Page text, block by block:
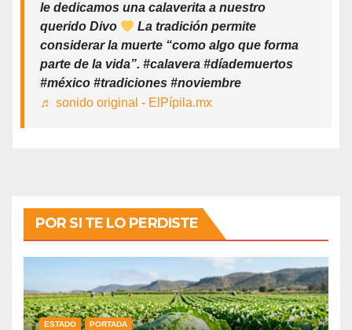
le dedicamos una calaverita a nuestro
querido Divo
La tradición permite
considerar la muerte “como algo que forma
parte de la vida”. #calavera #díademuertos
#méxico #tradiciones #noviembre
♬ sonido original - ElPípila.mx
POR SI TE LO PERDISTE
ESTADO PORTADA